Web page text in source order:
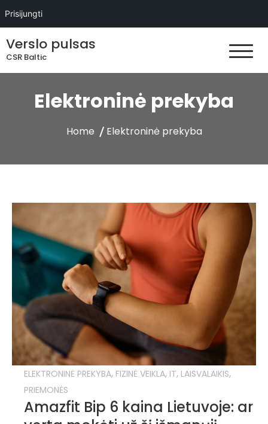
Prisijungti
toVerslo pulsas
CSR Baltic
Elektroninė prekyba
Home Elektroninė prekyba
ELEKTRONINĖ PREKYBA, FIZINĖ VEIKLA, IT, LAISVALAIKIS,
PRIEMONĖS
Amazfit Bip 6 kaina Lietuvoje: ar